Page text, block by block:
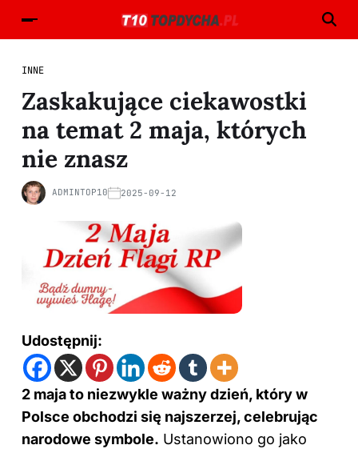
INNE
Zaskakujące ciekawostki
na temat 2 maja, których
nie znasz
ADMINTOP10 2025-09-12
Udostępnij:
2 maja to niezwykle ważny dzień, który w
Polsce obchodzi się najszerzej, celebrując
narodowe symbole. Ustanowiono go jako